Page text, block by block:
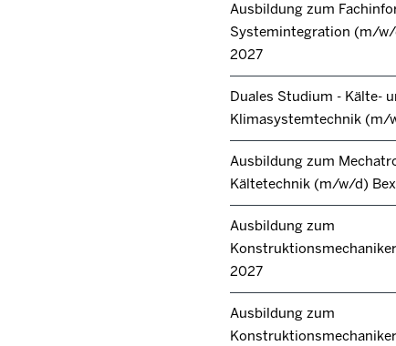
Ausbildung zum
Systemintegration (m/
2027
Duales Studium - Kälte-
Klimasystemtechnik (m/
Ausbildung zum
Kältetechnik (m/w/d)
Ausbildung zum
2027
Ausbildung zum